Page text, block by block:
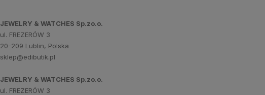
JEWELRY & WATCHES Sp.zo.o.
ul. FREZERÓW 3
20-209 Lublin, Polska
sklep@edibutik.pl
JEWELRY & WATCHES Sp.zo.o.
ul. FREZERÓW 3